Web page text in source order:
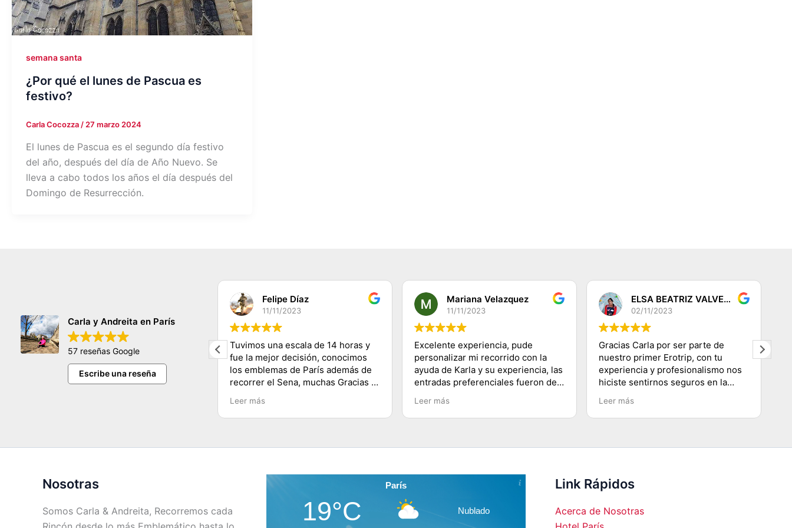
semana santa
¿Por qué el lunes de Pascua es
festivo?
Carla Cocozza/27 marzo 2024
El lunes de Pascua es el segundo día festivo
del año, después del día de Año Nuevo. Se
lleva a cabo todos los años el día después del
Domingo de Resurrección.
Carla y Andreita en París
57 reseñas Google
Escribe una reseña
hermosa persona nos encanto
conocer tantos lugares y de una
manera muy dinamica y facil
Felipe Díaz
11/11/2023
Tuvimos una escala de 14 horas y
fue la mejor decisión, conocimos
los emblemas de París además de
recorrer el Sena, muchas Gracias a
Carla y a su equipo y 100%
Recomendado, saludos desde
Chile.
Leer más
Mariana Velazquez
11/11/2023
Excelente experiencia, pude
personalizar mi recorrido con la
ayuda de Karla y su experiencia, las
entradas preferenciales fueron de
lo mejor te ahorras las filas! Muy
buenos tips y explicaciones de los
lugares visitados. Es hermoso
Leer más
ELSA BEATRIZ VALVERDE DEZA
02/11/2023
Gracias Carla por ser parte de
nuestro primer Erotrip, con tu
experiencia y profesionalismo nos
hiciste sentirnos seguros en la
ciudad Luz, conociendo lugares
emblemáticos, subir a la Torre
Eiffel, recorriendo el Río
Leer más
Nosotras
Somos Carla & Andreita, Recorremos cada
París
19°C Nublado
Link Rápidos
Acerca de Nosotras